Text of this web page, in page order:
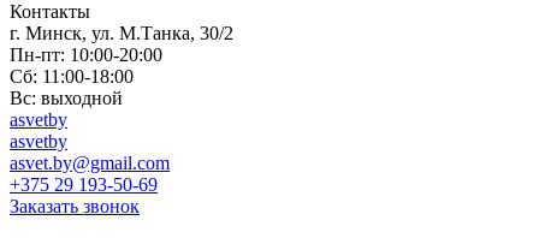
Контакты
г. Минск, ул. М.Танка, 30/2
Пн-пт: 10:00-20:00
Сб: 11:00-18:00
Вс: выходной
asvetby
asvetby
asvet.by@gmail.com
+375 29 193-50-69
Заказать звонок